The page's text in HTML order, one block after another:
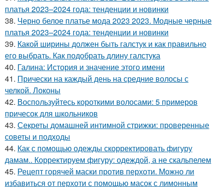
платья 2023–2024 года: тенденции и новинки
38. Черно белое платье мода 2023 2023. Модные черные
платья 2023–2024 года: тенденции и новинки
39. Какой ширины должен быть галстук и как правильно
его выбрать. Как подобрать длину галстука
40. Галина: История и значение этого имени
41. Прически на каждый день на средние волосы с
челкой. Локоны
42. Воспользуйтесь короткими волосами: 5 примеров
причесок для школьников
43. Секреты домашней интимной стрижки: проверенные
советы и подходы
44. Как с помощью одежды скорректировать фигуру
дамам.. Корректируем фигуру: одеждой, а не скальпелем
45. Рецепт горячей маски против перхоти. Можно ли
избавиться от перхоти с помощью масок с лимонным